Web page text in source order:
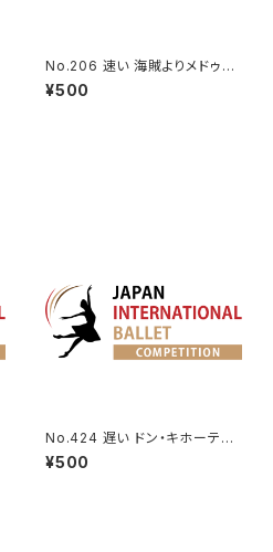
No.206 速い 海賊よりメドゥー
ラのVa.
¥500
No.424 遅い ドン・キホーテよ
りキューピッドのVa.
¥500